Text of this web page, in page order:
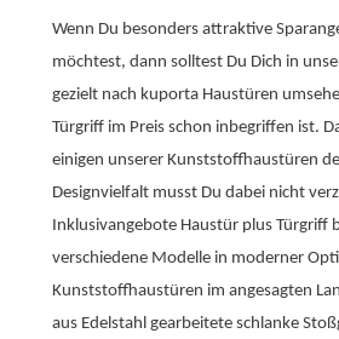
Wenn Du besonders attraktive
möchtest, dann solltest Du Dich in
gezielt nach kuporta Haustüren
Türgriff im Preis schon inbegriffen ist.
einigen unserer Kunststoffhaustüren
Designvielfalt musst Du dabei nicht
Inklusivangebote Haustür plus Türgriff
verschiedene Modelle in moderner
Kunststoffhaustüren im angesagten
aus Edelstahl gearbeitete schlanke